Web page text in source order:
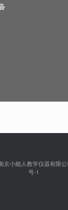
京小能人教学仪器有限公
号-1